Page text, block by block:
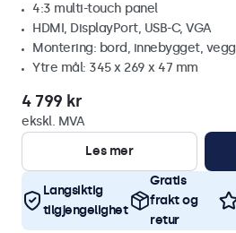
4:3 multi-touch panel
HDMI, DisplayPort, USB-C, VGA
Montering: bord, innebygget, vegg
Ytre mål: 345 x 269 x 47 mm
4 799 kr
ekskl. MVA
Les mer
Langsiktig
tilgjengelighet
Gratis
frakt og
retur